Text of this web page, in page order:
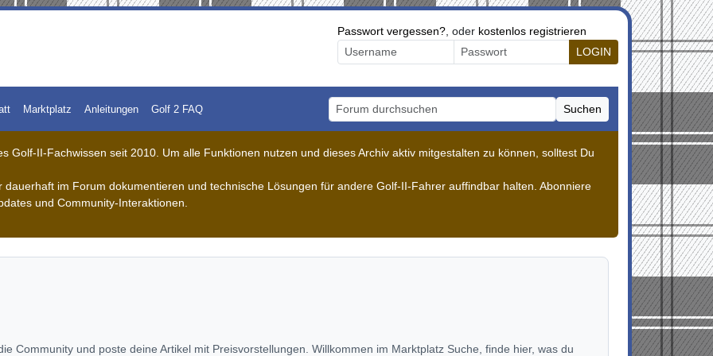
Passwort vergessen? , oder kostenlos registrieren
LOGIN
Marktplatz Anleitungen Golf 2 FAQ
Forum durchsuchen
Suchen
Golf-II-Fachwissen seit 2010. Um alle Funktionen nutzen und dieses Archiv aktiv mitgestalten zu können, solltest Du
im Forum dokumentieren und technische Lösungen für andere Golf-II-Fahrer auffindbar halten. Abonniere
und Community-Interaktionen.
Community und poste deine Artikel mit Preisvorstellungen. Willkommen im Marktplatz Suche, finde hier, was du